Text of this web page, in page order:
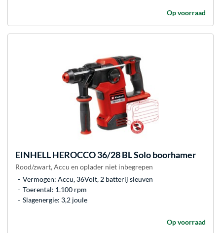
Op voorraad
EINHELLHEROCCO 36/28 BL Solo boorhamer
Rood/zwart, Accu en oplader niet inbegrepen
Vermogen: Accu, 36Volt, 2 batterij sleuven
Toerental: 1.100 rpm
Slagenergie: 3,2 joule
Op voorraad